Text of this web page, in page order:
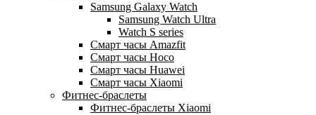
Samsung Galaxy Watch
Samsung Watch Ultra
Watch S series
Смарт часы Amazfit
Смарт часы Hoco
Смарт часы Huawei
Смарт часы Xiaomi
Фитнес-браслеты
Фитнес-браслеты Xiaomi